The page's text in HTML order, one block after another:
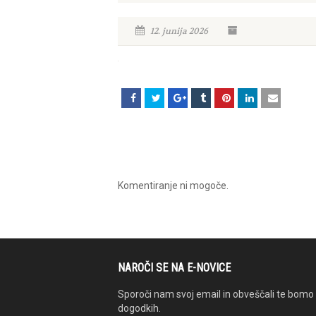
12. junija 2026
Komentiranje ni mogoče.
NAROČI SE NA E-NOVICE
Sporoči nam svoj email in obveščali te bomo
dogodkih.